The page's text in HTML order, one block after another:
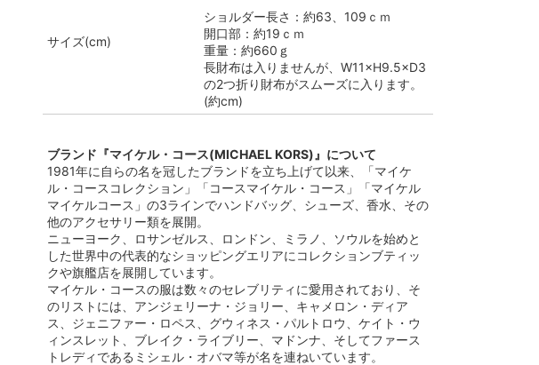
サイズ(cm)
ショルダー長さ：約63、109ｃｍ
開口部：約19ｃｍ
重量：約660ｇ
長財布は入りませんが、W11×H9.5×D3
の2つ折り財布がスムーズに入ります。
(約cm)
ブランド『マイケル・コース(MICHAEL KORS)』について
1981年に自らの名を冠したブランドを立ち上げて以来、「マイケ
ル・コースコレクション」「コースマイケル・コース」「マイケル
マイケルコース」の3ラインでハンドバッグ、シューズ、香水、その
他のアクセサリー類を展開。
ニューヨーク、ロサンゼルス、ロンドン、ミラノ、ソウルを始めと
した世界中の代表的なショッピングエリアにコレクションブティッ
クや旗艦店を展開しています。
マイケル・コースの服は数々のセレブリティに愛用されており、そ
のリストには、アンジェリーナ・ジョリー、キャメロン・ディア
ス、ジェニファー・ロペス、グウィネス・パルトロウ、ケイト・ウ
ィンスレット、ブレイク・ライブリー、マドンナ、そしてファース
トレディであるミシェル・オバマ等が名を連ねいています。